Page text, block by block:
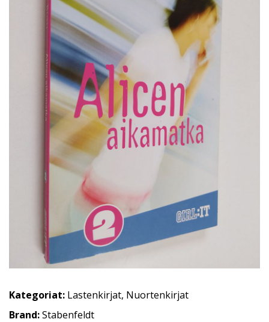
Kategoriat: Lastenkirjat, Nuortenkirjat
Brand:Stabenfeldt